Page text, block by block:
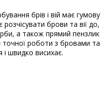
брів і вій має гумову
брови та вії до,
а також прямий пензлик
роботи з бровами та
і швидко висихає.